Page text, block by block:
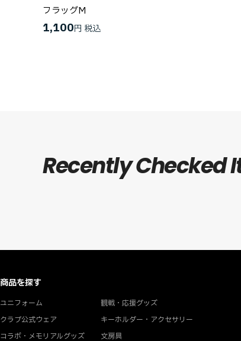
フラッグM
1,100円
Recently Checked
商品を探す
ユニフォーム
観戦・応援グッズ
クラブ公式ウェア
キーホルダー・アクセサリー
コラボ・メモリアルグッズ
文房具